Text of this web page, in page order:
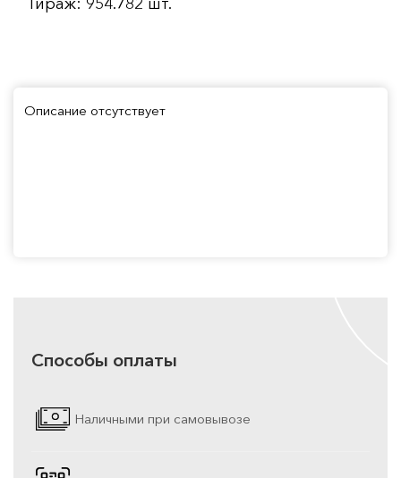
Описание отсутствует
Способы оплаты
Наличными при самовывозе